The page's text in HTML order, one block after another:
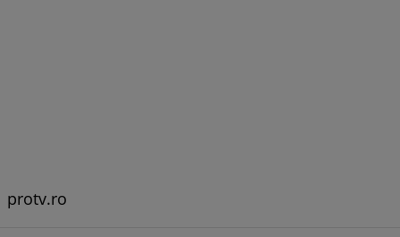
protv.ro